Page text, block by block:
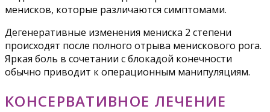
менисков, которые различаются симптомами.
Дегенеративные изменения мениска 2 степени
происходят после полного отрыва менискового рога.
Яркая боль в сочетании с блокадой конечности
обычно приводит к операционным манипуляциям.
КОНСЕРВАТИВНОЕ ЛЕЧЕНИЕ